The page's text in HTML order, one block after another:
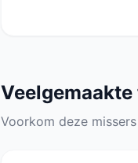
Voorkom deze